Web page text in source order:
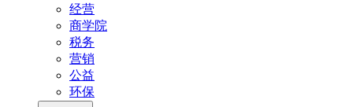
经营
商学院
税务
营销
公益
环保